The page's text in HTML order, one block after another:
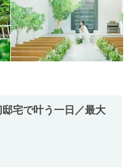
宅で叶う一日／最大
価